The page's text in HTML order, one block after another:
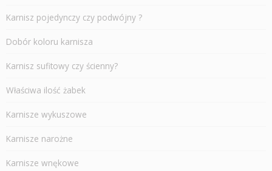
Karnisz pojedynczy czy podwójny ?
Dobór koloru karnisza
Karnisz sufitowy czy ścienny?
Właściwa ilość żabek
Karnisze wykuszowe
Karnisze narożne
Karnisze wnękowe